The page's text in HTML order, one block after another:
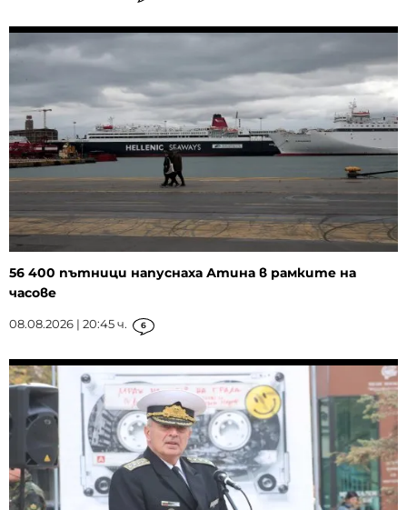
56 400 пътници напуснаха Атина в рамките на
часове
08.08.2026 | 20:45 ч. 6